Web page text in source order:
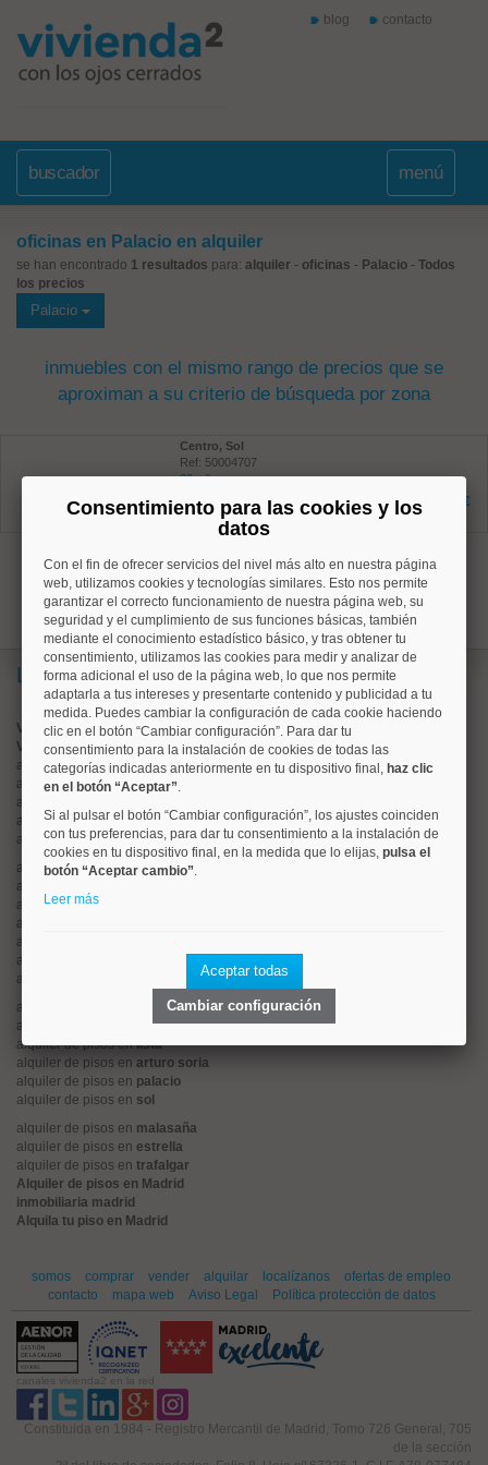
blog contacto
buscador menú
oficinas en Palacio en alquiler
se han encontrado 1 resultados para: alquiler - oficinas - Palacio - Todos
los precios
Palacio
inmuebles con el mismo rango de precios que se
aproximan a su criterio de búsqueda por zona
Centro, Sol
Ref: 50004707
20 m²
2 baños
495 €
1
Lo más buscado
Valorar vivienda online
Vender piso
alquiler de pisos encentro
alquiler de pisos enchamartín
alquiler de pisos en
alquiler de pisos enciudad lineal
alquiler de pisos enmoncloa
alquiler de pisos ensalamanca
alquiler de pisos en
alquiler de pisos en
alquiler de pisos en
alquiler de pisos en
alquiler de pisos en
alquiler de pisos en
alquiler de pisos en
hispanoamerica
alquiler de pisos en
goya
alquiler de pisos enlista
alquiler de pisos en arturo soria
alquiler de pisos en palacio
alquiler de pisos en sol
alquiler de pisos en malasaña
alquiler de pisos en estrella
alquiler de pisos en trafalgar
Alquiler de pisos en Madrid
inmobiliaria madrid
Alquila tu piso en Madrid
somos comprar vender alquilar localízanos
ofertas de empleo
contacto
mapa web Aviso Legal Política protección de datos
canales vivienda2 en la red
Constituida en 1984 - Registro Mercantil de Madrid, Tomo 726 General, 705
de la sección
Consentimiento para las cookies y los
datos
Con el fin de ofrecer servicios del nivel más alto en nuestra página
web, utilizamos cookies y tecnologías similares. Esto nos permite
garantizar el correcto funcionamiento de nuestra página web, su
seguridad y el cumplimiento de sus funciones básicas, también
mediante el conocimiento estadístico básico, y tras obtener tu
consentimiento, utilizamos las cookies para medir y analizar de
forma adicional el uso de la página web, lo que nos permite
adaptarla a tus intereses y presentarte contenido y publicidad a tu
medida. Puedes cambiar la configuración de cada cookie haciendo
clic en el botón “Cambiar configuración”. Para dar tu
consentimiento para la instalación de cookies de todas las
categorías indicadas anteriormente en tu dispositivo final, haz clic
en el botón “Aceptar”.
Si al pulsar el botón “Cambiar configuración”, los ajustes coinciden
con tus preferencias, para dar tu consentimiento a la instalación de
cookies en tu dispositivo final, en la medida que lo elijas, pulsa el
botón “Aceptar cambio”.
Leer más
Aceptar todas
Cambiar configuración